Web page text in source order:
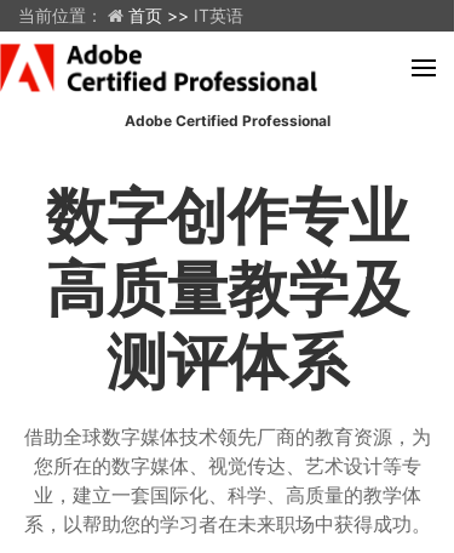
当前位置： 首页 >> IT英语
Adobe Certified Professional
数字创作专业
高质量教学及
测评体系
借助全球数字媒体技术领先厂商的教育资源，为
您所在的数字媒体、视觉传达、艺术设计等专
业，建立一套国际化、科学、高质量的教学体
系，以帮助您的学习者在未来职场中获得成功。